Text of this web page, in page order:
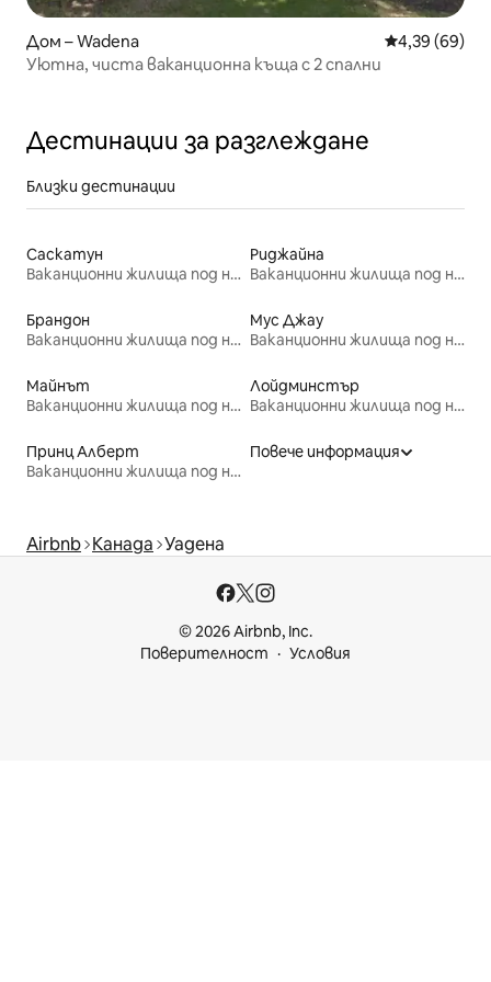
Дом – Wadena Средна
4,39 (69)
Уютна, чиста ваканционна къща с 2 спални
Дестинации за разглеждане
Близки дестинации
Саскатун
Ваканционни жилища под наем
Риджайна
Ваканционни жилища под наем
Брандон
Ваканционни жилища под наем
Мус Джау
Ваканционни жилища под наем
Майнът
Ваканционни жилища под наем
Лойдминстър
Ваканционни жилища под наем
Принц Алберт
Ваканционни жилища под наем
Повече информация
Airbnb Канада Уадена
© 2026 Airbnb, Inc.
Поверителност
Условия